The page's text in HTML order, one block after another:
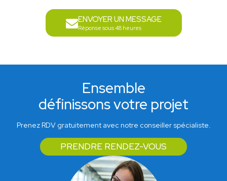
ENVOYER UN MESSAGE
Réponse sous 48 heures
Ensemble
définissons votre projet
Prenez RDV gratuitement avec notre conseiller spécialiste.
PRENDRE RENDEZ-VOUS